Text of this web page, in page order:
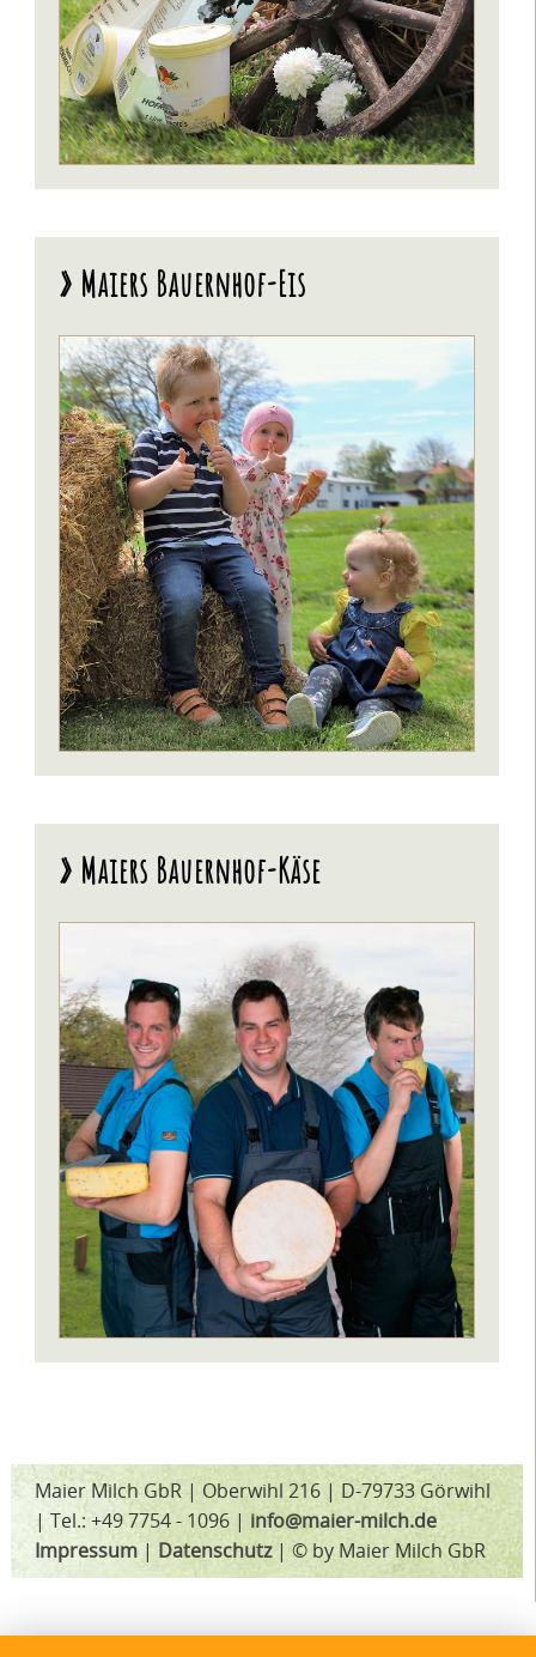
» Maiers Bauernhof-Eis
» Maiers Bauernhof-Käse
Maier Milch GbR | Oberwihl 216 | D-79733 Görwihl
| Tel.: +49 7754 - 1096 | info@maier-milch.de
Impressum | Datenschutz| © by Maier Milch GbR